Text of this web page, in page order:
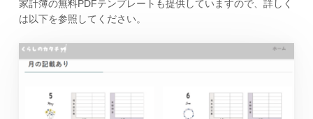
家計簿の無料PDFテンプレートも提供していますので、詳しく
は以下を参照してください。